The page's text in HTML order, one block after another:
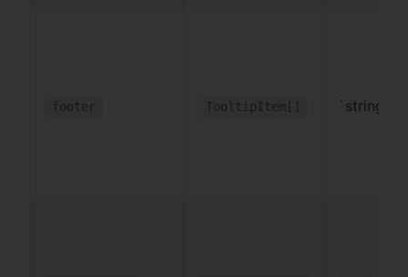
footer TooltipItem[] `string